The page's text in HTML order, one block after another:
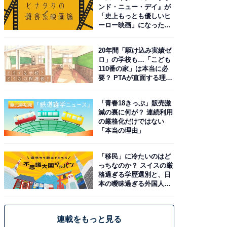
ンド・ニュー・デイ』が
「史上もっとも優しいヒ
ーロー映画」になった理
20年間「駆け込み実績ゼ
ロ」の学校も…「こども
110番の家」は本当に必
要？ PTAが直面する理想
「青春18きっぷ」販売激
減の裏に何が？ 連続利用
の厳格化だけではない
「本当の理由」
「移民」に冷たいのはど
っちなのか？ スイスの厳
格過ぎる学歴選別と、日
本の曖昧過ぎる外国人政
連載をもっと見る